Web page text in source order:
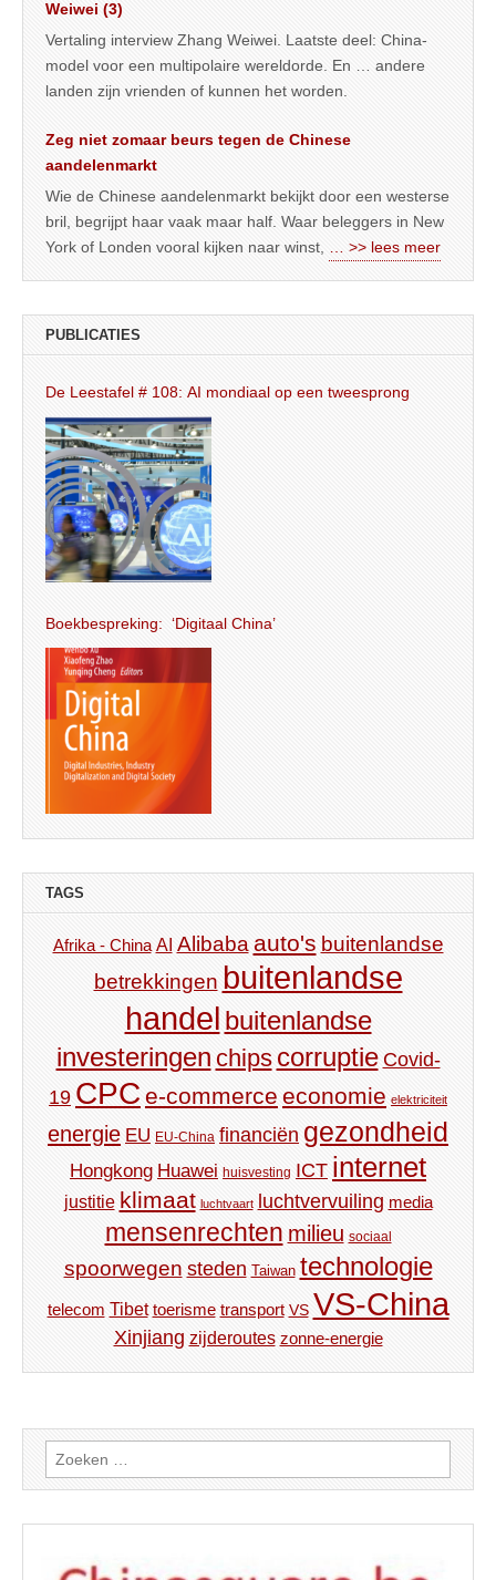
Weiwei (3)
Vertaling interview Zhang Weiwei. Laatste deel: China-
model voor een multipolaire wereldorde. En … andere
landen zijn vrienden of kunnen het worden.
Zeg niet zomaar beurs tegen de Chinese
aandelenmarkt
Wie de Chinese aandelenmarkt bekijkt door een westerse
bril, begrijpt haar vaak maar half. Waar beleggers in New
York of Londen vooral kijken naar winst,
… >> lees meer
PUBLICATIES
De Leestafel # 108: AI mondiaal op een tweesprong
Boekbespreking: ‘Digitaal China’
TAGS
Afrika - China AI Alibaba auto's buitenlandse
betrekkingen buitenlandse
handel buitenlandse
investeringen chips corruptie Covid-
19 CPC e-commerce economie elektriciteit
energie EU EU-China financiën gezondheid
Hongkong Huawei huisvesting ICT internet
justitie klimaat luchtvaart luchtvervuiling media
mensenrechten milieu sociaal
spoorwegen steden Taiwan technologie
telecom Tibet toerisme transport VS VS-China
Xinjiang zijderoutes zonne-energie
Zoeken
naar: